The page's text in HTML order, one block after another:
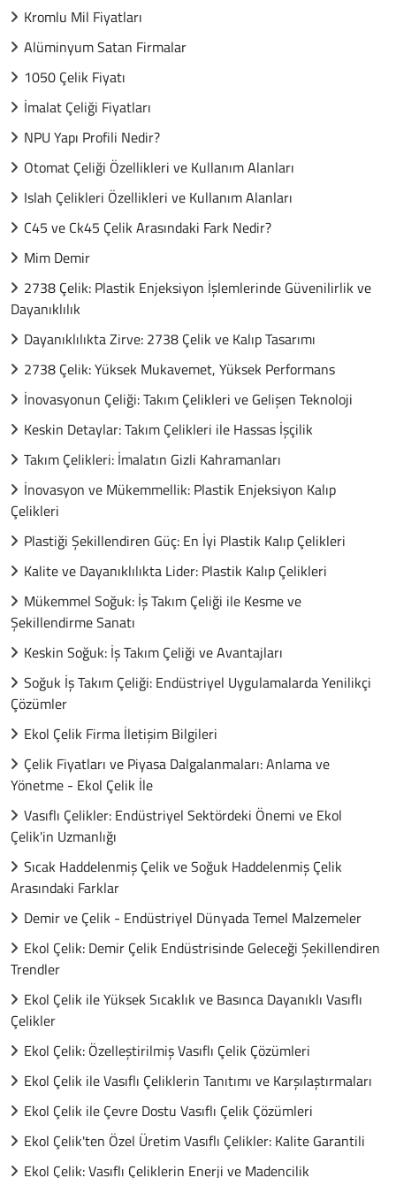
Kromlu Mil Fiyatları
Alüminyum Satan Firmalar
1050 Çelik Fiyatı
İmalat Çeliği Fiyatları
NPU Yapı Profili Nedir?
Otomat Çeliği Özellikleri ve Kullanım Alanları
Islah Çelikleri Özellikleri ve Kullanım Alanları
C45 ve Ck45 Çelik Arasındaki Fark Nedir?
Mim Demir
2738 Çelik: Plastik Enjeksiyon İşlemlerinde Güvenilirlik ve
Dayanıklılık
Dayanıklılıkta Zirve: 2738 Çelik ve Kalıp Tasarımı
2738 Çelik: Yüksek Mukavemet, Yüksek Performans
İnovasyonun Çeliği: Takım Çelikleri ve Gelişen Teknoloji
Keskin Detaylar: Takım Çelikleri ile Hassas İşçilik
Takım Çelikleri: İmalatın Gizli Kahramanları
İnovasyon ve Mükemmellik: Plastik Enjeksiyon Kalıp
Çelikleri
Plastiği Şekillendiren Güç: En İyi Plastik Kalıp Çelikleri
Kalite ve Dayanıklılıkta Lider: Plastik Kalıp Çelikleri
Mükemmel Soğuk: İş Takım Çeliği ile Kesme ve
Şekillendirme Sanatı
Keskin Soğuk: İş Takım Çeliği ve Avantajları
Soğuk İş Takım Çeliği: Endüstriyel Uygulamalarda Yenilikçi
Çözümler
Ekol Çelik Firma İletişim Bilgileri
Çelik Fiyatları ve Piyasa Dalgalanmaları: Anlama ve
Yönetme - Ekol Çelik İle
Vasıflı Çelikler: Endüstriyel Sektördeki Önemi ve Ekol
Çelik'in Uzmanlığı
Sıcak Haddelenmiş Çelik ve Soğuk Haddelenmiş Çelik
Arasındaki Farklar
Demir ve Çelik - Endüstriyel Dünyada Temel Malzemeler
Ekol Çelik: Demir Çelik Endüstrisinde Geleceği Şekillendiren
Trendler
Ekol Çelik ile Yüksek Sıcaklık ve Basınca Dayanıklı Vasıflı
Çelikler
Ekol Çelik: Özelleştirilmiş Vasıflı Çelik Çözümleri
Ekol Çelik ile Vasıflı Çeliklerin Tanıtımı ve Karşılaştırmaları
Ekol Çelik ile Çevre Dostu Vasıflı Çelik Çözümleri
Ekol Çelik'ten Özel Üretim Vasıflı Çelikler: Kalite Garantili
Ekol Çelik: Vasıflı Çeliklerin Enerji ve Madencilik